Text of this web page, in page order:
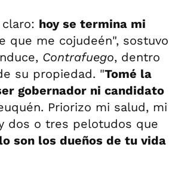
hoy se termina mi
que me cojudeén", sostuvo
Contrafuego, dentro
su propiedad. "Tomé la
gobernador ni candidato
Priorizo mi salud, mi
dos o tres pelotudos que
son los dueños de tu vida